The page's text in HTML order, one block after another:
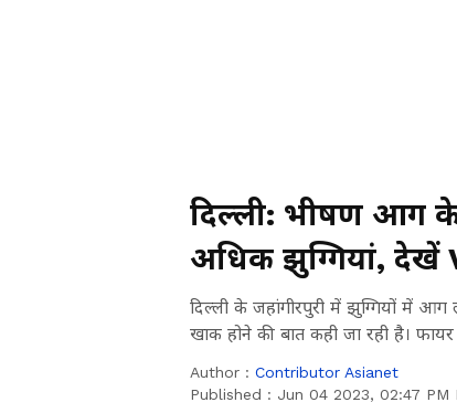
दिल्ली: भीषण आग के
अधिक झुग्गियां, देखें
दिल्ली के जहांगीरपुरी में झुग्गियों में
खाक होने की बात कही जा रही है।
Author : Contributor Asianet
Published : Jun 04 2023, 02:47 PM